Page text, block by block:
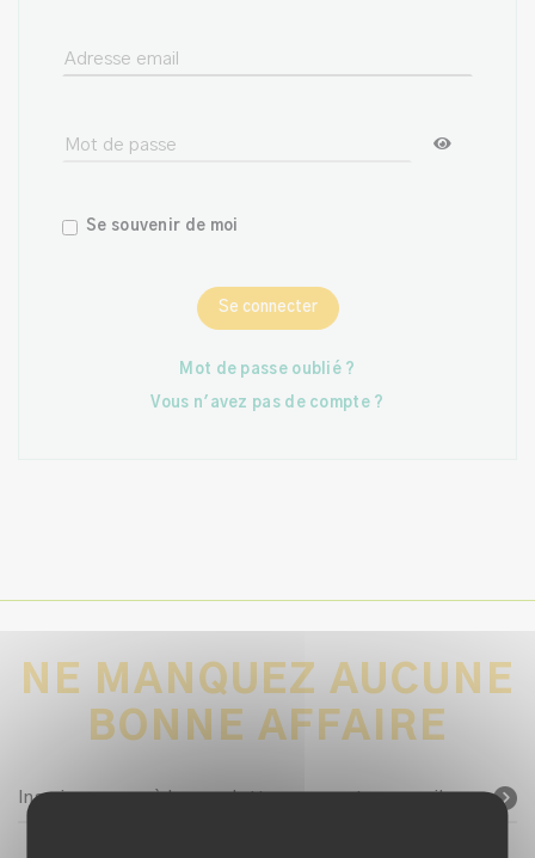
Se souvenir de moi
Se connecter
Mot de passe oublié ?
Vous n'avez pas de compte ?
NE MANQUEZ AUCUNE
BONNE AFFAIRE
Inscrivez-vous à la newsletter avec votre e-mail